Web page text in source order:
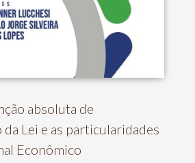
absoluta de
Lei e as particularidades
Econômico